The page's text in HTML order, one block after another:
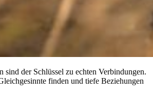
sind der Schlüssel zu echten Verbindungen.
finden und tiefe Beziehungen